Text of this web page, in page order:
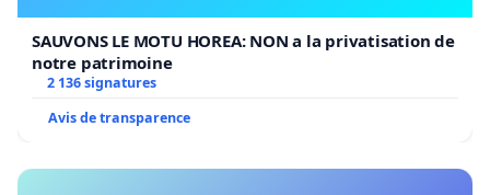
SAUVONS LE MOTU HOREA: NON a la privatisation de
notre patrimoine
2 136 signatures
Avis de transparence